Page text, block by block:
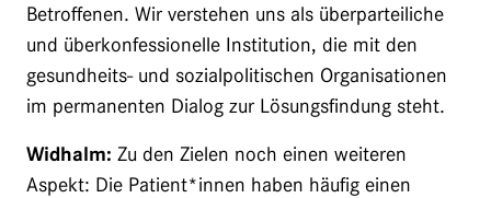
Betroffenen. Wir verstehen uns als überparteiliche
und überkonfessionelle Institution, die mit den
gesundheits- und sozialpolitischen Organisationen
im permanenten Dialog zur Lösungsfindung steht.
Widhalm: Zu den Zielen noch einen weiteren
Aspekt: Die Patient*innen haben häufig einen